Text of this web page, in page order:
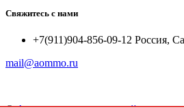
Свяжитесь с нами
+7(911)904-856-09-12 Россия,
mail@aommo.ru